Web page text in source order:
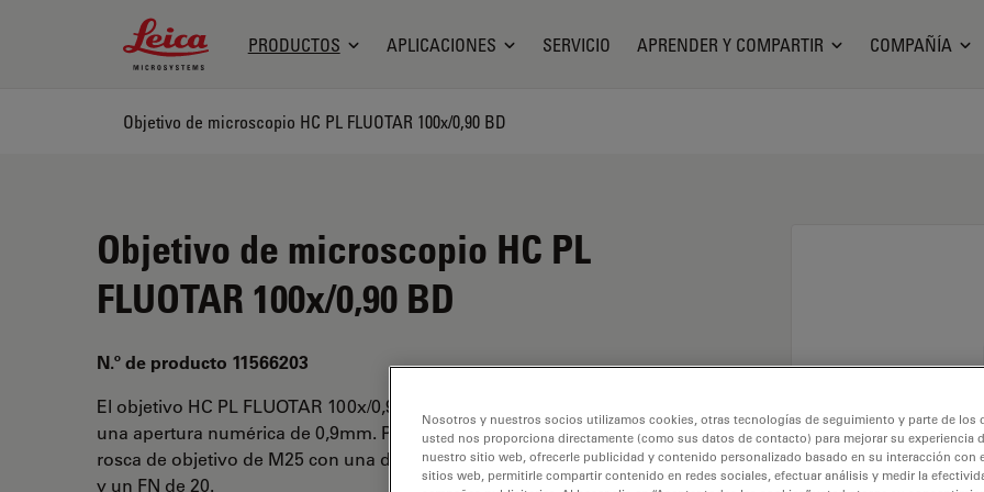
Leica Microsystems Logo
PRODUCTOS APLICACIONES SERVICIO APRENDER Y COMPARTIR COMPAÑÍA
Objetivo de microscopio HC PL FLUOTAR 100x/0,90 BD
Objetivo de microscopio HC PL
FLUOTAR 100x/0,90 BD
N.º de producto 11566203
El objetivo HC PL FLUOTAR 100x/0,90 BD tiene un aumento de 100X y
una apertura numérica de 0,9mm. Para uso en medio seco y con una
rosca de objetivo de M25 con una distancia de trabajo libre de 0,3 mm
y un FN de 20.
Nosotros y nuestros socios utilizamos cookies, otras tecnologías de seguimiento y parte de los
usted nos proporciona directamente (como sus datos de contacto) para mejorar su experiencia
nuestro sitio web, ofrecerle publicidad y contenido personalizado basado en su interacción con
sitios web, permitirle compartir contenido en redes sociales, efectuar análisis y medir la